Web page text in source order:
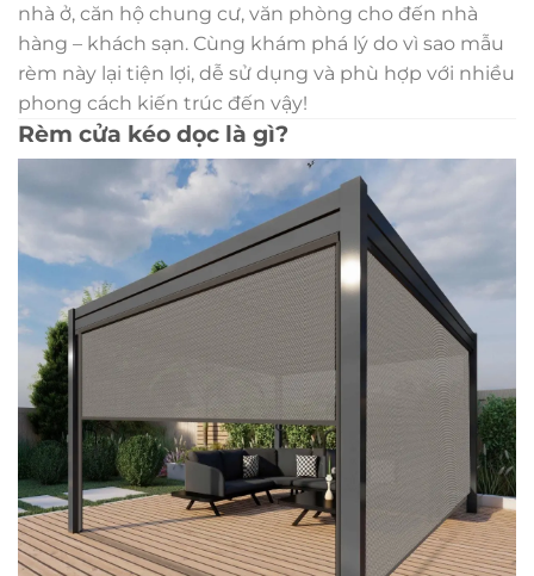
nhà ở, căn hộ chung cư, văn phòng cho đến nhà
hàng – khách sạn. Cùng khám phá lý do vì sao mẫu
rèm này lại tiện lợi, dễ sử dụng và phù hợp với nhiều
phong cách kiến trúc đến vậy!
Rèm cửa kéo dọc là gì?